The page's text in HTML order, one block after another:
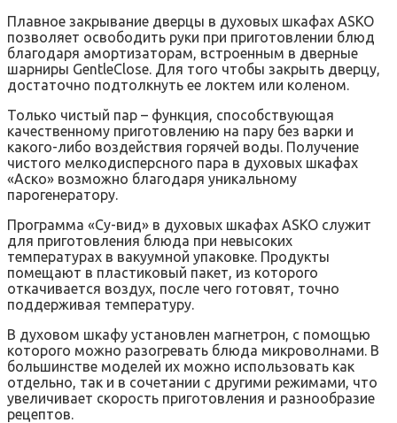
Плавное закрывание дверцы в духовых шкафах ASKO
позволяет освободить руки при приготовлении блюд
благодаря амортизаторам, встроенным в дверные
шарниры GentleClose. Для того чтобы закрыть дверцу,
достаточно подтолкнуть ее локтем или коленом.
Только чистый пар – функция, способствующая
качественному приготовлению на пару без варки и
какого-либо воздействия горячей воды. Получение
чистого мелкодисперсного пара в духовых шкафах
«‎Аско» возможно благодаря уникальному
парогенератору.
Программа «Су-вид» в духовых шкафах ASKO служит
для приготовления блюда при невысоких
температурах в вакуумной упаковке. Продукты
помещают в пластиковый пакет, из которого
откачивается воздух, после чего готовят, точно
поддерживая температуру.
В духовом шкафу установлен магнетрон, с помощью
которого можно разогревать блюда микроволнами. В
большинстве моделей их можно использовать как
отдельно, так и в сочетании с другими режимами, что
увеличивает скорость приготовления и разнообразие
рецептов.